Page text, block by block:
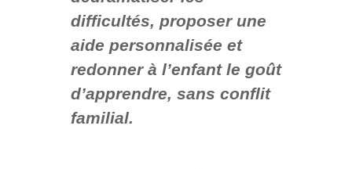
difficultés, proposer une
aide personnalisée et
redonner à l’enfant le goût
d’apprendre, sans conflit
familial.